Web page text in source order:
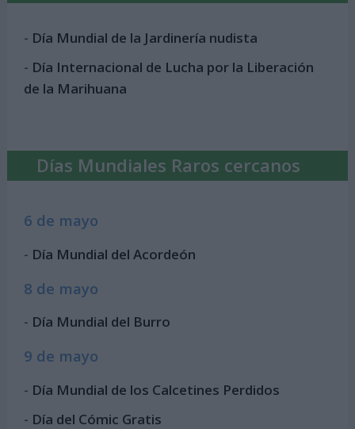
- Día Mundial de la Jardinería nudista
- Día Internacional de Lucha por la Liberación
de la Marihuana
Días Mundiales Raros cercanos
6 de mayo
- Día Mundial del Acordeón
8 de mayo
- Día Mundial del Burro
9 de mayo
- Día Mundial de los Calcetines Perdidos
- Día del Cómic Gratis